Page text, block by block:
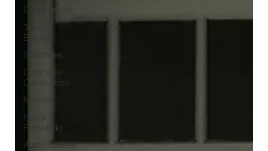
Digitalización
Team
Building
Soluciones
Control del
Combustible
Marinas
Sector
Ferroviario
Agroindustrias